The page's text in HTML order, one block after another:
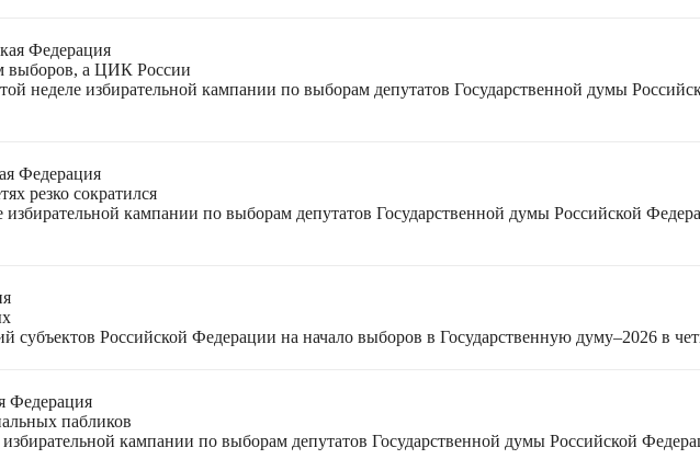
Федерация
выборов, а ЦИК России
неделе избирательной кампании по выборам депутатов Государственной думы
Федерация
резко сократился
избирательной кампании по выборам депутатов Государственной думы Российской
субъектов Российской Федерации на начало выборов в Государственную думу–2026 в
Федерация
пабликов
кампании по выборам депутатов Государственной думы Российской